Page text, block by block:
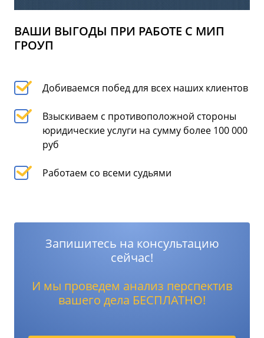
ВАШИ ВЫГОДЫ ПРИ РАБОТЕ С МИП
ГРОУП
Добиваемся побед для всех наших клиентов
Взыскиваем с противоположной стороны
юридические услуги на сумму более 100 000
руб
Работаем со всеми судьями
Запишитесь на консультацию
сейчас!
И мы проведем анализ перспектив
вашего дела БЕСПЛАТНО!